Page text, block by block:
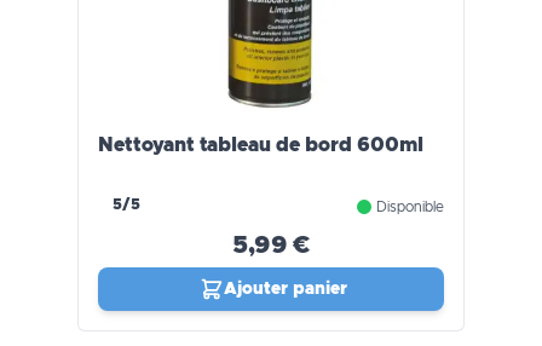
Nettoyant tableau de bord 600ml
5/5 Disponible
5,99 €
Ajouter panier